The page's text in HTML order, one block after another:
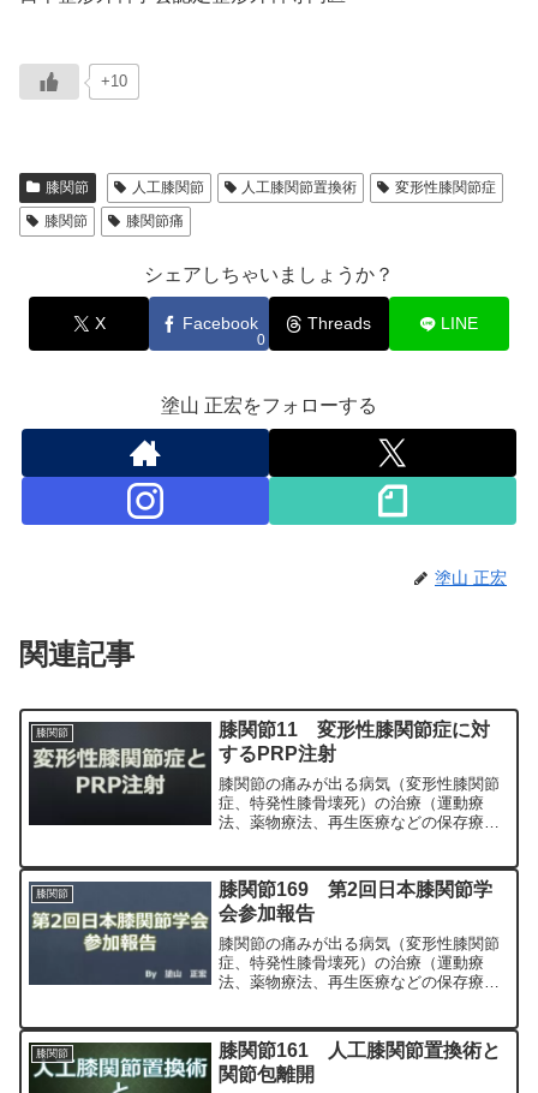
+10
膝関節 人工膝関節 人工膝関節置換術
変形性膝関節症
膝関節
膝関節痛
シェアしちゃいましょうか？
X Facebook
0
Threads LINE
塗山 正宏をフォローする
塗山 正宏
関連記事
膝関節
膝関節11 変形性膝関節症に対
するPRP注射
膝関節の痛みが出る病気（変形性膝関節
症、特発性膝骨壊死）の治療（運動療
法、薬物療法、再生医療などの保存療
専門医（人工関節手術を専門）の塗山正
宏が色々と説明します
膝関節
膝関節169 第2回日本膝関節学
会参加報告
膝関節の痛みが出る病気（変形性膝関節
症、特発性膝骨壊死）の治療（運動療
法、薬物療法、再生医療などの保存療
専門医（人工関節手術を専門）の塗山正
宏が色々と説明します。
膝関節
膝関節161 人工膝関節置換術と
関節包離開